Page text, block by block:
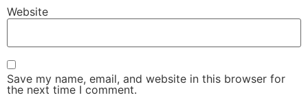
Website
Save my name, email, and website in this browser for
the next time I comment.